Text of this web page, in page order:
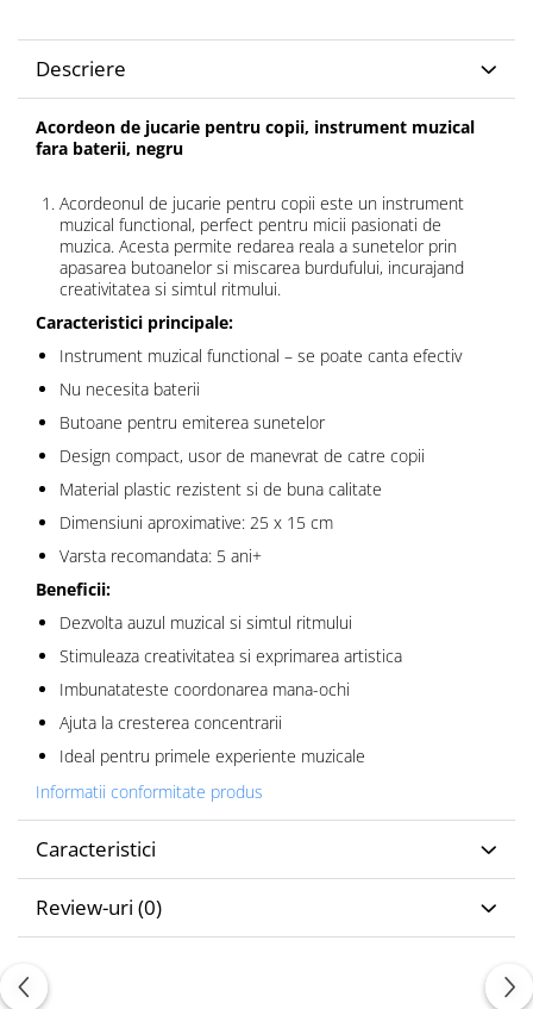
Descriere
Acordeon de jucarie pentru copii, instrument muzical
fara baterii, negru
Acordeonul de jucarie pentru copii este un instrument
muzical functional, perfect pentru micii pasionati de
muzica. Acesta permite redarea reala a sunetelor prin
apasarea butoanelor si miscarea burdufului, incurajand
creativitatea si simtul ritmului.
Caracteristici principale:
Instrument muzical functional – se poate canta efectiv
Nu necesita baterii
Butoane pentru emiterea sunetelor
Design compact, usor de manevrat de catre copii
Material plastic rezistent si de buna calitate
Dimensiuni aproximative: 25 x 15 cm
Varsta recomandata: 5 ani+
Beneficii:
Dezvolta auzul muzical si simtul ritmului
Stimuleaza creativitatea si exprimarea artistica
Imbunatateste coordonarea mana-ochi
Ajuta la cresterea concentrarii
Ideal pentru primele experiente muzicale
Informatii conformitate produs
Caracteristici
Review-uri (0)